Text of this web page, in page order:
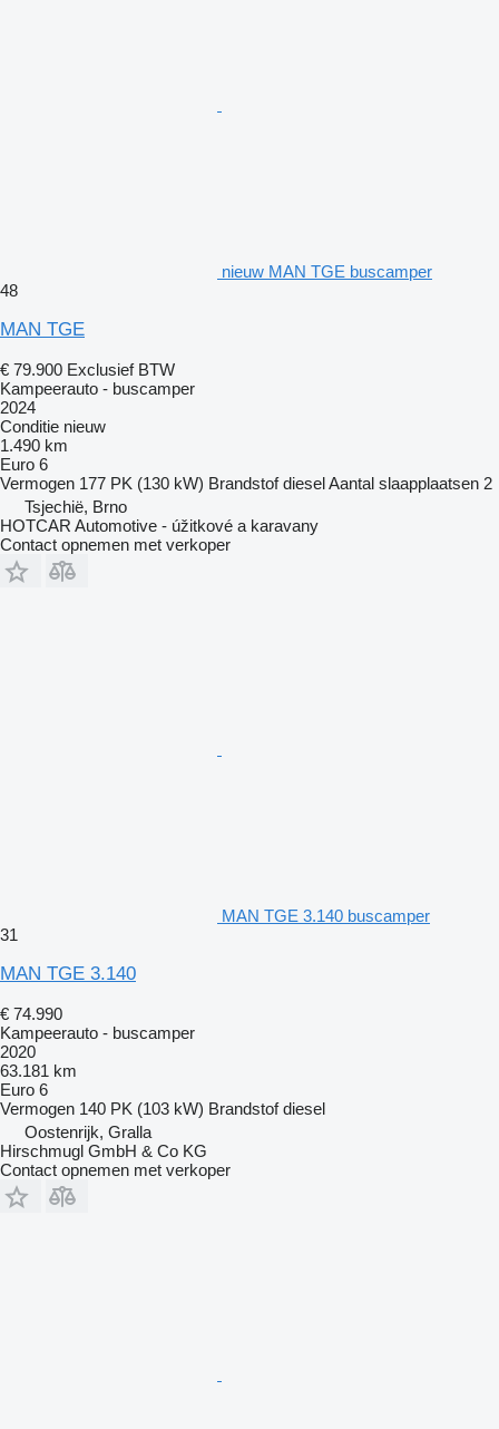
nieuw MAN TGE buscamper
48
MAN TGE
€ 79.900 Exclusief BTW
Kampeerauto - buscamper
2024
Conditie nieuw
1.490 km
Euro 6
Vermogen 177 PK (130 kW) Brandstof dieselAantal slaapplaatsen 2
Tsjechië, Brno
HOTCAR Automotive - úžitkové a karavany
Contact opnemen met verkoper
MAN TGE 3.140 buscamper
31
MAN TGE 3.140
€ 74.990
Kampeerauto - buscamper
2020
63.181 km
Euro 6
Vermogen 140 PK (103 kW) Brandstof diesel
Oostenrijk, Gralla
Hirschmugl GmbH & Co KG
Contact opnemen met verkoper